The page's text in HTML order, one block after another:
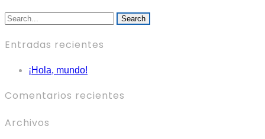
Search
Entradas recientes
¡Hola, mundo!
Comentarios recientes
Archivos